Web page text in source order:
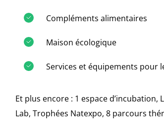
Compléments alimentaires
Maison écologique
Services et équipements pour
Et plus encore : 1 espace
Lab, Trophées Natexpo, 8 parcours